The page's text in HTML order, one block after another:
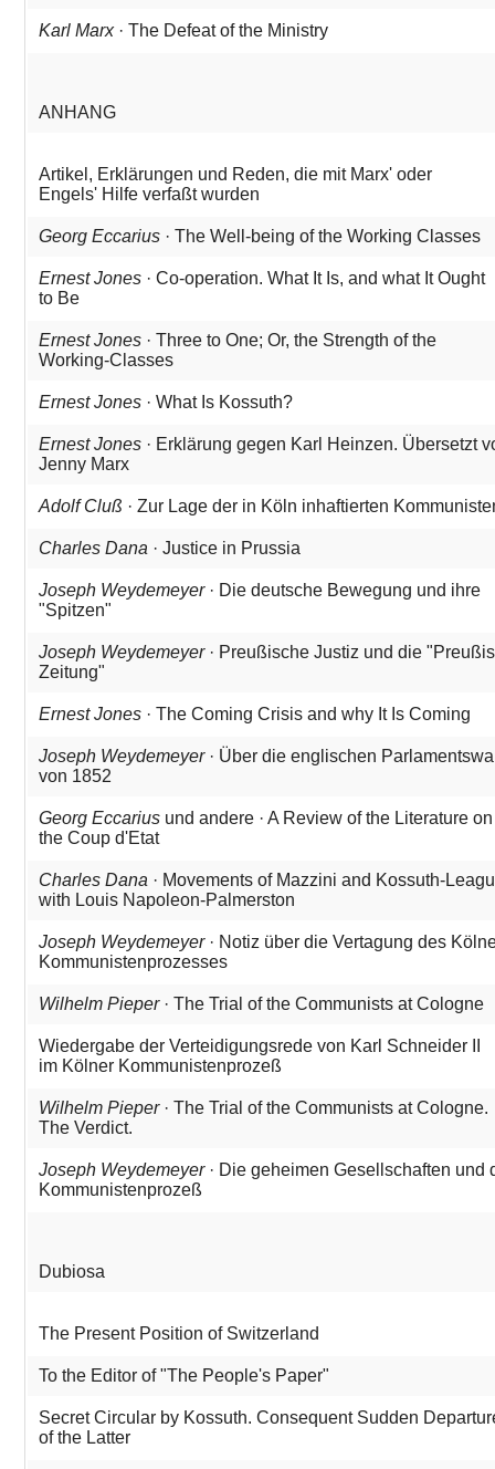
Karl Marx· The Defeat of the Ministry
ANHANG
Artikel, Erklärungen und Reden, die mit Marx' oder
Engels' Hilfe verfaßt wurden
Georg Eccarius · The Well-being of the Working Classes
Ernest Jones · Co-operation. What It Is, and what It Ought
to Be
Ernest Jones · Three to One; Or, the Strength of the
Working-Classes
Ernest Jones · What Is Kossuth?
Ernest Jones · Erklärung gegen Karl Heinzen. Übersetzt
Jenny Marx
Adolf Cluß · Zur Lage der in Köln inhaftierten
Charles Dana · Justice in Prussia
Joseph Weydemeyer· Die deutsche Bewegung und ihre
"Spitzen"
Joseph Weydemeyer· Preußische Justiz und die
Zeitung"
Ernest Jones · The Coming Crisis and why It Is Coming
Joseph Weydemeyer· Über die englischen
von 1852
Georg Eccarius und andere · A Review of the Literature on
the Coup d'Etat
Charles Dana · Movements of Mazzini and Kossuth-
with Louis Napoleon-Palmerston
Joseph Weydemeyer· Notiz über die Vertagung des
Kommunistenprozesses
Wilhelm Pieper· The Trial of the Communists at Cologne
Wiedergabe der Verteidigungsrede von Karl Schneider II
im Kölner Kommunistenprozeß
Wilhelm Pieper· The Trial of the Communists at Cologne.
The Verdict.
Joseph Weydemeyer· Die geheimen Gesellschaften und
Kommunistenprozeß
Dubiosa
The Present Position of Switzerland
To the Editor of "The People's Paper"
Secret Circular by Kossuth. Consequent Sudden
of the Latter